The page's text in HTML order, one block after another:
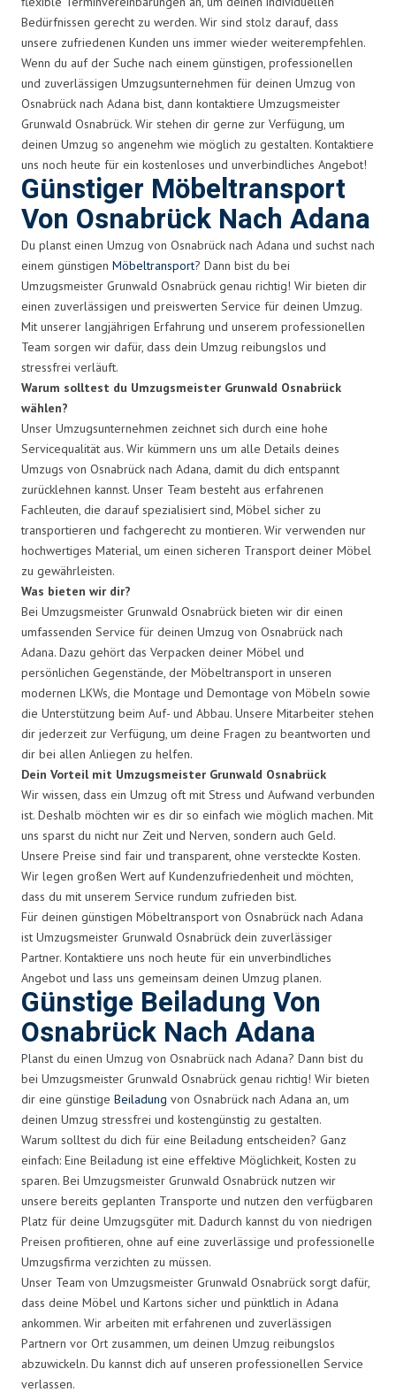
Bedürfnissen gerecht zu werden. Wir sind stolz darauf, dass
unsere zufriedenen Kunden uns immer wieder weiterempfehlen.
Wenn du auf der Suche nach einem günstigen, professionellen
und zuverlässigen Umzugsunternehmen für deinen Umzug von
Osnabrück nach Adana bist, dann kontaktiere Umzugsmeister
Grunwald Osnabrück. Wir stehen dir gerne zur Verfügung, um
deinen Umzug so angenehm wie möglich zu gestalten. Kontaktiere
uns noch heute für ein kostenloses und unverbindliches Angebot!
Günstiger Möbeltransport
Von Osnabrück Nach Adana
Du planst einen Umzug von Osnabrück nach Adana und suchst nach
einem günstigen Möbeltransport? Dann bist du bei
Umzugsmeister Grunwald Osnabrück genau richtig! Wir bieten dir
einen zuverlässigen und preiswerten Service für deinen Umzug.
Mit unserer langjährigen Erfahrung und unserem professionellen
Team sorgen wir dafür, dass dein Umzug reibungslos und
stressfrei verläuft.
Warum solltest du Umzugsmeister Grunwald Osnabrück
wählen?
Unser Umzugsunternehmen zeichnet sich durch eine hohe
Servicequalität aus. Wir kümmern uns um alle Details deines
Umzugs von Osnabrück nach Adana, damit du dich entspannt
zurücklehnen kannst. Unser Team besteht aus erfahrenen
Fachleuten, die darauf spezialisiert sind, Möbel sicher zu
transportieren und fachgerecht zu montieren. Wir verwenden nur
hochwertiges Material, um einen sicheren Transport deiner Möbel
zu gewährleisten.
Was bieten wir dir?
Bei Umzugsmeister Grunwald Osnabrück bieten wir dir einen
umfassenden Service für deinen Umzug von Osnabrück nach
Adana. Dazu gehört das Verpacken deiner Möbel und
persönlichen Gegenstände, der Möbeltransport in unseren
modernen LKWs, die Montage und Demontage von Möbeln sowie
die Unterstützung beim Auf- und Abbau. Unsere Mitarbeiter stehen
dir jederzeit zur Verfügung, um deine Fragen zu beantworten und
dir bei allen Anliegen zu helfen.
Dein Vorteil mit Umzugsmeister Grunwald Osnabrück
Wir wissen, dass ein Umzug oft mit Stress und Aufwand verbunden
ist. Deshalb möchten wir es dir so einfach wie möglich machen. Mit
uns sparst du nicht nur Zeit und Nerven, sondern auch Geld.
Unsere Preise sind fair und transparent, ohne versteckte Kosten.
Wir legen großen Wert auf Kundenzufriedenheit und möchten,
dass du mit unserem Service rundum zufrieden bist.
Für deinen günstigen Möbeltransport von Osnabrück nach Adana
ist Umzugsmeister Grunwald Osnabrück dein zuverlässiger
Partner. Kontaktiere uns noch heute für ein unverbindliches
Angebot und lass uns gemeinsam deinen Umzug planen.
Günstige Beiladung Von
Osnabrück Nach Adana
Planst du einen Umzug von Osnabrück nach Adana? Dann bist du
bei Umzugsmeister Grunwald Osnabrück genau richtig! Wir bieten
dir eine günstige Beiladung von Osnabrück nach Adana an, um
deinen Umzug stressfrei und kostengünstig zu gestalten.
Warum solltest du dich für eine Beiladung entscheiden? Ganz
einfach: Eine Beiladung ist eine effektive Möglichkeit, Kosten zu
sparen. Bei Umzugsmeister Grunwald Osnabrück nutzen wir
unsere bereits geplanten Transporte und nutzen den verfügbaren
Platz für deine Umzugsgüter mit. Dadurch kannst du von niedrigen
Preisen profitieren, ohne auf eine zuverlässige und professionelle
Umzugsfirma verzichten zu müssen.
Unser Team von Umzugsmeister Grunwald Osnabrück sorgt dafür,
dass deine Möbel und Kartons sicher und pünktlich in Adana
ankommen. Wir arbeiten mit erfahrenen und zuverlässigen
Partnern vor Ort zusammen, um deinen Umzug reibungslos
abzuwickeln. Du kannst dich auf unseren professionellen Service
verlassen.